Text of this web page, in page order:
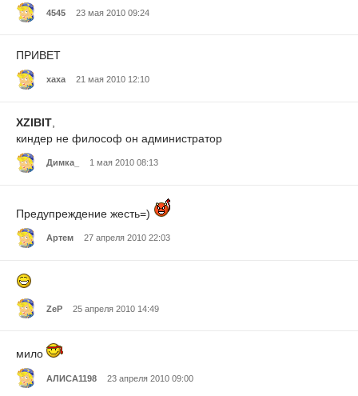
4545 23 мая 2010 09:24
ПРИВЕТ
хаха 21 мая 2010 12:10
XZIBIT
киндер не философ он администратор
Димка_ 1 мая 2010 08:13
Предупреждение жесть=)
Артем 27 апреля 2010 22:03
ZeP 25 апреля 2010 14:49
мило
АЛИСА1198 23 апреля 2010 09:00